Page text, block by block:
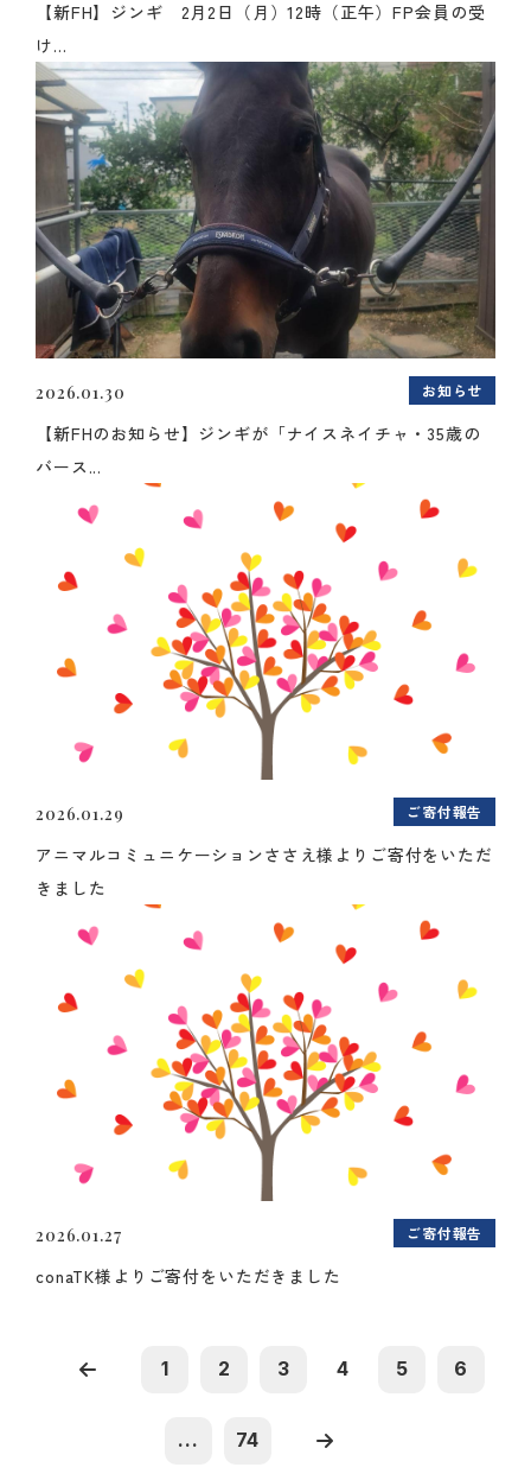
【新FH】ジンギ 2月2日（月）12時（正午）FP会員の受
け...
2026.01.30 お知らせ
【新FHのお知らせ】ジンギが「ナイスネイチャ・35歳の
バース...
2026.01.29 ご寄付報告
アニマルコミュニケーションささえ様よりご寄付をいただ
きました
2026.01.27 ご寄付報告
conaTK様よりご寄付をいただきました
1 2 3 4 5 6
... 74